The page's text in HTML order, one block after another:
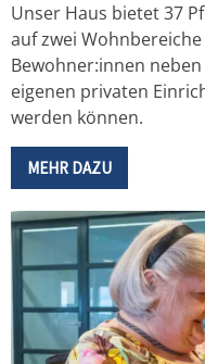
Unser Haus bietet 37
auf zwei
Bewohner:innen
eigenen privaten
werden können.
MEHR DAZU